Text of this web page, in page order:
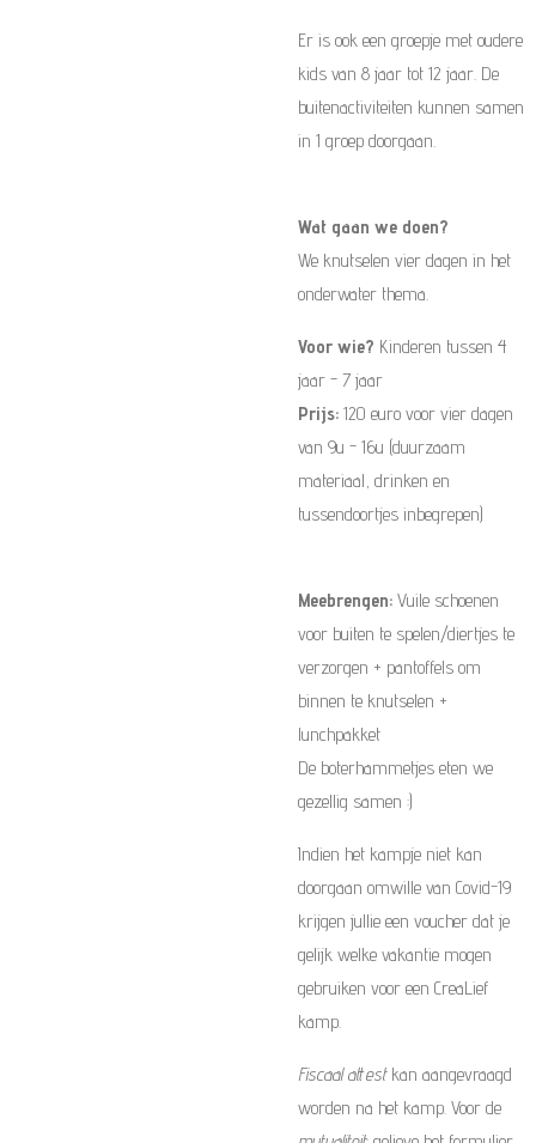
Er is ook een groepje met oudere
kids van 8 jaar tot 12 jaar. De
buitenactiviteiten kunnen samen
in 1 groep doorgaan.
Wat gaan we doen?
We knutselen vier dagen in het
onderwater thema.
Voor wie? Kinderen tussen 4
jaar - 7 jaar
Prijs: 120 euro voor vier dagen
van 9u - 16u (duurzaam
materiaal, drinken en
tussendoortjes inbegrepen)
Meebrengen: Vuile schoenen
voor buiten te spelen/diertjes te
verzorgen + pantoffels om
binnen te knutselen +
lunchpakket
De boterhammetjes eten we
gezellig samen :)
Indien het kampje niet kan
doorgaan omwille van Covid-19
krijgen jullie een voucher dat je
gelijk welke vakantie mogen
gebruiken voor een CreaLief
kamp.
Fiscaal attestkan aangevraagd
worden na het kamp. Voor de